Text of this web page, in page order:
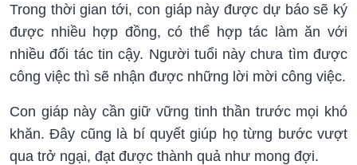
Trong thời gian tới, con giáp này được dự báo sẽ ký
được nhiều hợp đồng, có thể hợp tác làm ăn với
nhiều đối tác tin cậy. Người tuổi này chưa tìm được
công việc thì sẽ nhận được những lời mời công việc.
Con giáp này cần giữ vững tinh thần trước mọi khó
khăn. Đây cũng là bí quyết giúp họ từng bước vượt
qua trở ngại, đạt được thành quả như mong đợi.